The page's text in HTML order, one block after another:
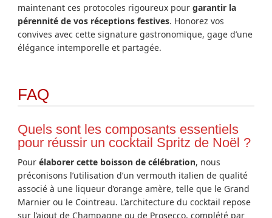
maintenant ces protocoles rigoureux pour garantir la
pérennité de vos réceptions festives. Honorez vos
convives avec cette signature gastronomique, gage d’une
élégance intemporelle et partagée.
FAQ
Quels sont les composants essentiels
pour réussir un cocktail Spritz de Noël ?
Pour élaborer cette boisson de célébration, nous
préconisons l’utilisation d’un vermouth italien de qualité
associé à une liqueur d’orange amère, telle que le Grand
Marnier ou le Cointreau. L’architecture du cocktail repose
sur l’ajout de Champagne ou de Prosecco, complété par